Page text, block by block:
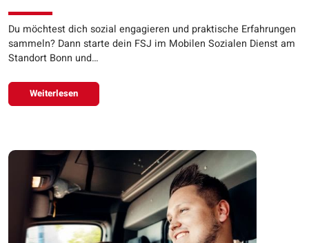
Du möchtest dich sozial engagieren und praktische Erfahrungen
sammeln? Dann starte dein FSJ im Mobilen Sozialen Dienst am
Standort Bonn und…
Weiterlesen